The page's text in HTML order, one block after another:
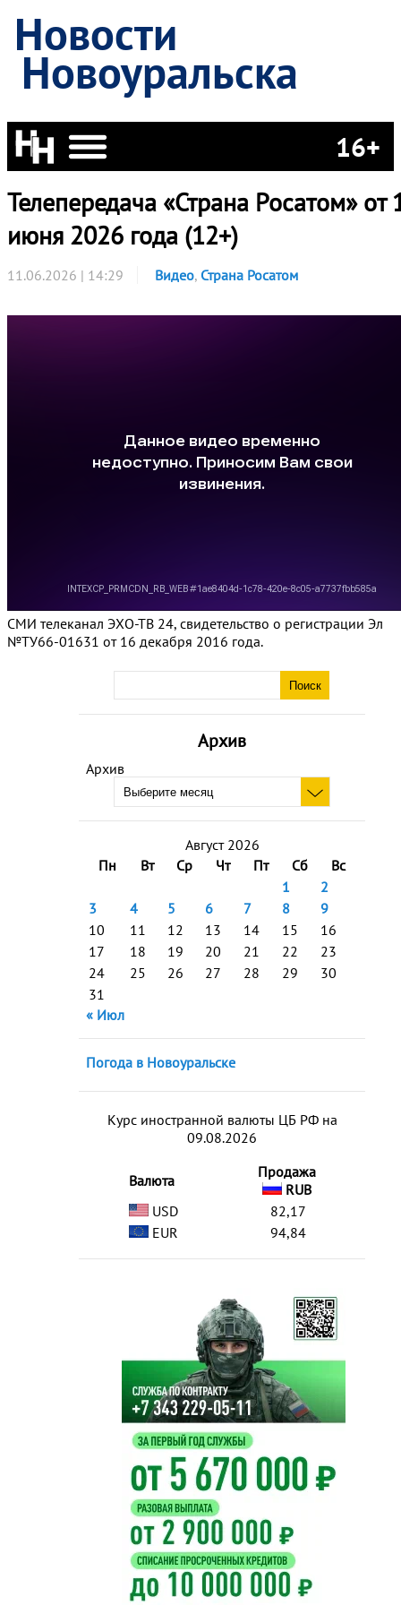
Новости
Новоуральска
16+
Архив
Архив
Август 2026
Пн
Вт Ср Чт Пт Сб
Вс
1
2
3
4 5 6 7 8
9
10
11 12 13 14 15
16
17
18 19 20 21 22
23
24
25 26 27 28 29
30
31
« Июл
Погода в Новоуральске
Курс иностранной валюты ЦБ РФ на
09.08.2026
Валюта
Продажа
RUB
USD
82,17
EUR
94,84
Телепередача «Страна Росатом» от
июня 2026 года (12+)
11.06.2026 | 14:29 Видео, Страна Росатом
СМИ телеканал ЭХО-ТВ 24, свидетельство о регистрации Эл
№ТУ66-01631 от 16 декабря 2016 года.